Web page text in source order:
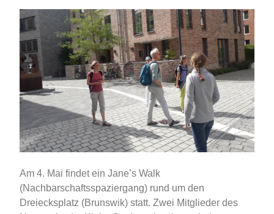
Am 4. Mai findet ein Jane’s Walk
(Nachbarschaftsspaziergang) rund um den
Dreiecksplatz (Brunswik) statt. Zwei Mitglieder des